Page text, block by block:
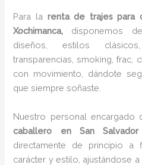
Para la renta de trajes para
Xochimanca, disponemos de
diseños, estilos
transparencias, smoking, frac,
con movimiento, dándote
que siempre soñaste.
Nuestro personal encargado
caballero en San Salvador
directamente de principio a
carácter y estilo, ajustándose